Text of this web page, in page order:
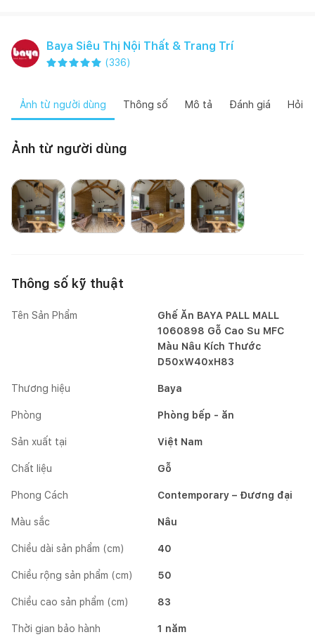
Baya Siêu Thị Nội Thất & Trang Trí
(336)
Ảnh từ người dùng Thông số Mô tả Đánh giá Hỏi
Ảnh từ người dùng
Mai Mốc
Happynest
Happynest
Thông số kỹ thuật
Tên Sản Phẩm
Ghế Ăn BAYA PALL MALL
1060898 Gỗ Cao Su MFC
Màu Nâu Kích Thước
D50xW40xH83
Thương hiệu Baya
Phòng Phòng bếp - ăn
Sản xuất tại Việt Nam
Chất liệu Gỗ
Phong Cách Contemporary – Đương đại
Màu sắc Nâu
Chiều dài sản phẩm (cm) 40
Chiều rộng sản phẩm (cm) 50
Chiều cao sản phẩm (cm) 83
Thời gian bảo hành 1 năm